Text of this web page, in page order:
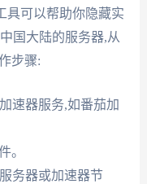
具可以帮助你隐藏实
国大陆的服务器,从
步骤:
速器服务,如番茄加
。
务器或加速器节